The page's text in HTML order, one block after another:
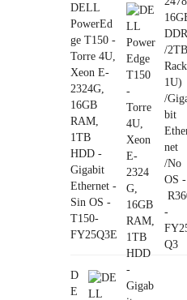
DELL
PowerEd
ge T150 -
Torre 4U,
Xeon E-
2324G,
16GB
RAM,
1TB
HDD -
Gigabit
Ethernet -
Sin OS -
T150-
FY25Q3E
D
E